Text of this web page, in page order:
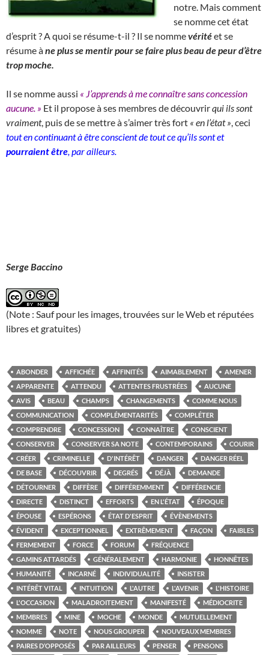
notre. Mais comment
se nomme cet état
d’esprit ? A quoi se résume-t-il ? Il se nommevéritéet se
résume àne plus se mentir pour se faire plus beau de peur d’être
trop moche.
Il se nomme aussi « J’apprends à me connaître sans concession
aucune. » Et il propose à ses membres de découvrirqui ils sont
vraiment, puis de se mettre à s’aimer très fort « en l’état » , ceci
tout en continuant à être conscient de tout ce qu’ils sont et
pourraient être , par ailleurs.
Serge Baccino
(Note : Sauf pour les images, trouvées sur le Web et réputées
libres et gratuites)
ABONDER AFFICHÉE AFFINITÉS AIMABLEMENT
AMENER
APPARENTE
ATTENDU ATTENTES FRUSTRÉES
AUCUNE
AVIS
BEAU CHAMPS CHANGEMENTS
COMME NOUS
COMMUNICATION
COMPLÉMENTARITÉS
COMPLÉTER
COMPRENDRE
CONCESSION CONNAÎTRE
CONSCIENT
CONSERVER
CONSERVER SA NOTE CONTEMPORAINS
COURIR
CRÉER
CRIMINELLE D'INTÉRÊT DANGER
DANGER RÉEL
DE BASE
DÉCOUVRIR DEGRÉS DÉJÀ
DEMANDE
DÉTOURNER
DIFFÈRE DIFFÉREMMENT
DIFFÉRENCIE
DIRECTE
DISTINCT EFFORTS EN L'ÉTAT
ÉPOQUE
ÉPOUSE
ESPÉRONS ÉTAT D'ESPRIT
ÉVÈNEMENTS
ÉVIDENT
EXCEPTIONNEL EXTRÊMEMENT FAÇON
FAIBLES
FERMEMENT
FORCE FORUM
FRÉQUENCE
GAMINS ATTARDÉS
GÉNÉRALEMENT HARMONIE
HONNÊTES
HUMANITÉ
INCARNÉ INDIVIDUALITÉ
INSISTER
INTÉRÊT VITAL
INTUITION L'AUTRE L'AVENIR
L'HISTOIRE
L'OCCASION
MALADROITEMENT MANIFESTÉ
MÉDIOCRITE
MEMBRES
MINE MOCHE MONDE
MUTUELLEMENT
NOMME
NOTE NOUS GROUPER
NOUVEAUX MEMBRES
PAIRES D’OPPOSÉS
PAR AILLEURS PENSER
PENSONS